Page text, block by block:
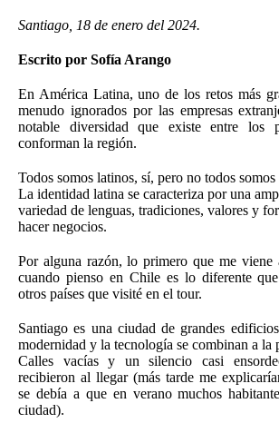
Santiago, 18 de enero del 2024.
Escrito por Sofía Arango
En América Latina, uno de los retos más
menudo ignorados por las empresas
notable diversidad que existe entre los
conforman la región.
Todos somos latinos, sí, pero no todos somos
La identidad latina se caracteriza por una
variedad de lenguas, tradiciones, valores y
hacer negocios.
Por alguna razón, lo primero que me viene
cuando pienso en Chile es lo diferente
otros países que visité en el tour.
Santiago es una ciudad de grandes
modernidad y la tecnología se combinan a la
Calles vacías y un silencio casi
recibieron al llegar (más tarde me
se debía a que en verano muchos
ciudad).